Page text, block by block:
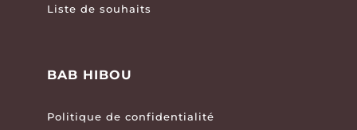
Liste de souhaits
BAB HIBOU
Politique de confidentialité